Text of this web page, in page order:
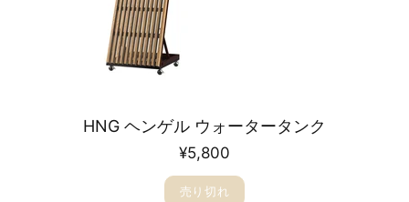
HNG ヘンゲル ウォータータンク
¥5,800
売り切れ